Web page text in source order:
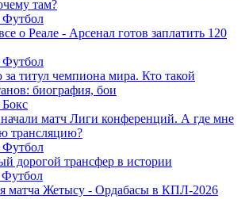
там?
Футбол
о Реале - Арсенал готов заплатить 120
Футбол
титул чемпиона мира. Кто такой
биография, бои
Бокс
матч Лиги конференций. А где мне
трансляцию?
Футбол
дорогой трансфер в истории
Футбол
матча Жетысу - Ордабасы в КПЛ-2026